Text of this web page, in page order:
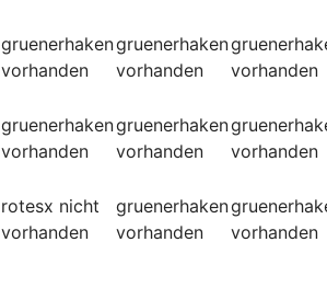
gruenerhaken
vorhanden
gruenerhaken
vorhanden
vorhanden
gruenerhaken
vorhanden
gruenerhaken
vorhanden
vorhanden
rotesx nicht
vorhanden
gruenerhaken
vorhanden
vorhanden